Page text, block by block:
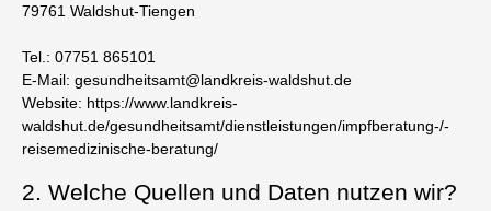
79761 Waldshut-Tiengen
Tel.: 07751 865101
E-Mail: gesundheitsamt@landkreis-waldshut.de
Website: https://www.landkreis-
waldshut.de/gesundheitsamt/dienstleistungen/impfberatung-/-
reisemedizinische-beratung/
2. Welche Quellen und Daten nutzen wir?